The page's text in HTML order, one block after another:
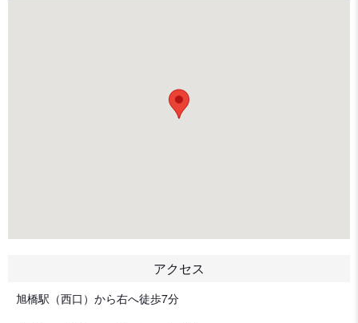
アクセス
旭橋駅（西口）から右へ徒歩7分